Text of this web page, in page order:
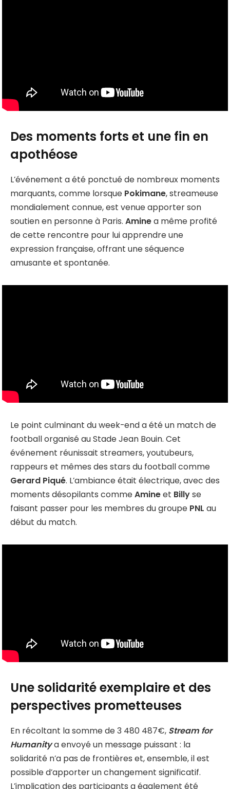
Des moments forts et une fin en
apothéose
L’événement a été ponctué de nombreux moments
marquants, comme lorsque Pokimane, streameuse
mondialement connue, est venue apporter son
soutien en personne à Paris. Aminea même profité
de cette rencontre pour lui apprendre une
expression française, offrant une séquence
amusante et spontanée.
Le point culminant du week-end a été un match de
football organisé au Stade Jean Bouin. Cet
événement réunissait streamers, youtubeurs,
rappeurs et mêmes des stars du football comme
Gerard Piqué. L’ambiance était électrique, avec des
moments désopilants commeAmineet Billyse
faisant passer pour les membres du groupe PNL au
début du match.
Une solidarité exemplaire et des
perspectives prometteuses
En récoltant la somme de 3 480 487€, Stream for
Humanitya envoyé un message puissant : la
solidarité n’a pas de frontières et, ensemble, il est
possible d’apporter un changement significatif.
L’implication des participants a également été